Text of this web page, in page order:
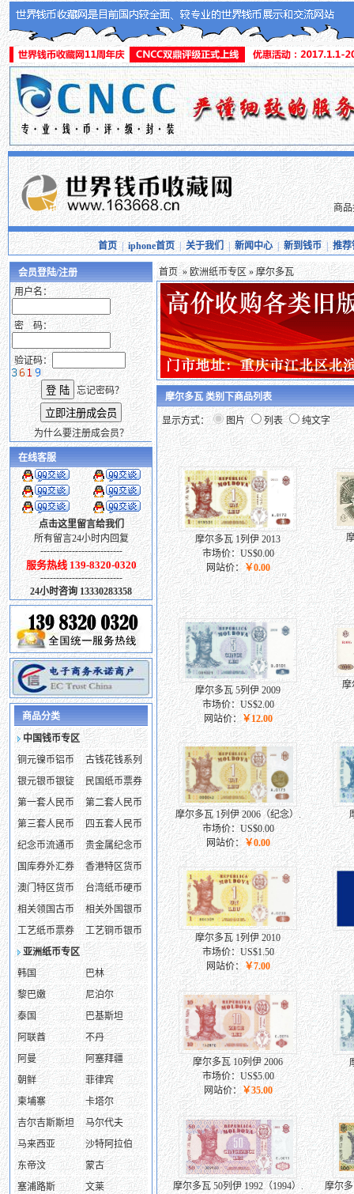
商
首页|iphone首页|关于我们 |新闻中心| 新到钱币|推荐
会员登陆/注册
用户名：
密 码：
验证码：
忘记密码？
为什么要注册成会员？
在线客服
点击这里留言给我们
所有留言24小时内回复
--------------------------
服务热线 139-8320-0320
--------------------------
24小时咨询 13330283358
商品分类
中国钱币专区
铜元镍币铝币
古钱花钱系列
银元银币银锭
民国纸币票券
第一套人民币
第二套人民币
第三套人民币
四五套人民币
纪念币流通币
贵金属纪念币
国库券外汇券
香港特区货币
澳门特区货币
台湾纸币硬币
相关领国古币
相关外国银币
工艺纸币票券
工艺铜币银币
亚洲纸币专区
韩国
巴林
黎巴嫩
尼泊尔
泰国
巴基斯坦
阿联酋
不丹
阿曼
阿塞拜疆
朝鲜
菲律宾
柬埔寨
卡塔尔
吉尔吉斯斯坦
马尔代夫
马来西亚
沙特阿拉伯
东帝汶
蒙古
塞浦路斯
文莱
首页»欧洲纸币专区» 摩尔多瓦
摩尔多瓦 类别下商品列表
显示方式： 图片 列表 纯文字
摩尔多瓦 1列伊 2013
市场价：US$0.00
网站价： ￥0.00
摩尔多瓦 5列伊 2009
市场价：US$2.00
网站价：￥12.00
摩
摩尔多瓦 1列伊 2006（纪念）.
市场价：US$0.00
网站价： ￥0.00
摩尔多瓦 1列伊 2010
市场价：US$1.50
网站价： ￥7.00
摩尔多瓦 10列伊 2006
市场价：US$5.00
网站价：￥35.00
摩尔多瓦 50列伊 1992（1994）.
摩尔多